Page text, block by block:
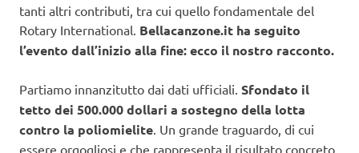
tanti altri contributi, tra cui quello fondamentale del
Rotary International. Bellacanzone.it ha seguito
l’evento dall’inizio alla fine: ecco il nostro racconto.
Partiamo innanzitutto dai dati ufficiali. Sfondato il
tetto dei 500.000 dollari a sostegno della lotta
contro la poliomielite . Un grande traguardo, di cui
essere orgogliosi e che rappresenta il risultato concreto